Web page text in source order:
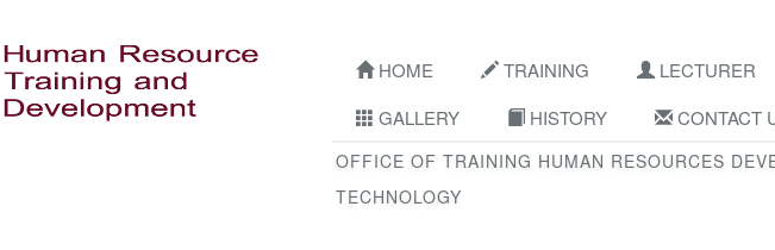
HOME TRAINING LECTURER
GALLERY
HISTORY CONTACT
OFFICE OF TRAINING HUMAN RESOURCES
TECHNOLOGY